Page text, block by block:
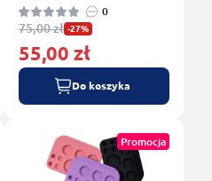
0
75,00 zł -27%
55,00 zł
Do koszyka
Promocja